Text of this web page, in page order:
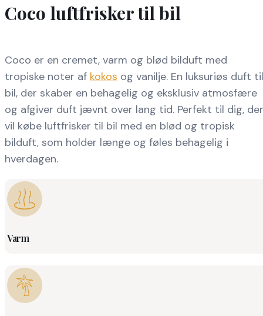
Coco luftfrisker til bil
Coco er en cremet, varm og blød bilduft med
tropiske noter af kokos og vanilje. En luksuriøs duft til
bil, der skaber en behagelig og eksklusiv atmosfære
og afgiver duft jævnt over lang tid. Perfekt til dig, der
vil købe luftfrisker til bil med en blød og tropisk
bilduft, som holder længe og føles behagelig i
hverdagen.
Varm